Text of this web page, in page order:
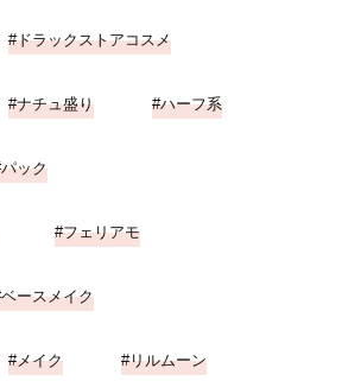
ドラックストアコスメ
ナチュ盛り ハーフ系
パック
フェリアモ
ベースメイク
メイク リルムーン